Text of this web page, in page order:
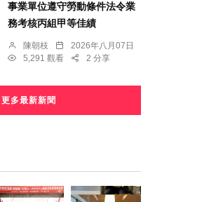
事業單位遵守勞動條件法令業
務考核丙組甲等佳績
陳朝枝
2026年八月07日
5,291 觀看
2 分享
更多最新新聞